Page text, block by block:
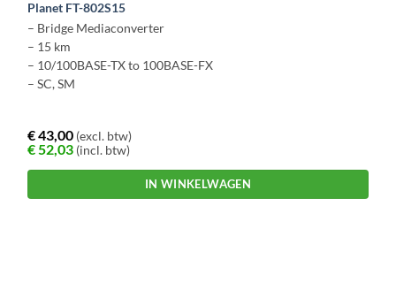
Planet FT-802S15
– Bridge Mediaconverter
– 15 km
– 10/100BASE-TX to 100BASE-FX
– SC, SM
€43,00 (excl. btw)
€52,03 (incl. btw)
IN WINKELWAGEN